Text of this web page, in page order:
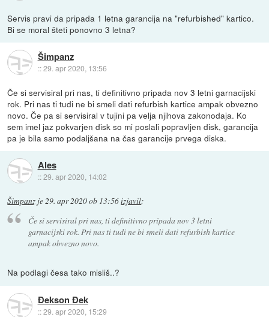
Servis pravi da pripada 1 letna garancija na "refurbished" kartico.
Bi se moral šteti ponovno 3 letna?
Šimpanz
::29. apr 2020, 13:56
Če si servisiral pri nas, ti definitivno pripada nov 3 letni garnacijski
rok. Pri nas ti tudi ne bi smeli dati refurbish kartice ampak obvezno
novo. Če pa si servisiral v tujini pa velja njihova zakonodaja. Ko
sem imel jaz pokvarjen disk so mi poslali popravljen disk, garancija
pa je bila samo podaljšana na čas garancije prvega diska.
Ales
::29. apr 2020, 14:02
Šimpanz je29. apr 2020 ob 13:56izjavil:
Če si servisiral pri nas, ti definitivno pripada nov 3 letni
garnacijski rok. Pri nas ti tudi ne bi smeli dati refurbish kartice
ampak obvezno novo.
Na podlagi česa tako misliš..?
Đekson Đek
::29. apr 2020, 15:29